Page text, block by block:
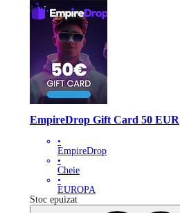
EmpireDrop Gift Card 50 EUR
•
EmpireDrop
•
Cheie
•
EUROPA
Stoc epuizat